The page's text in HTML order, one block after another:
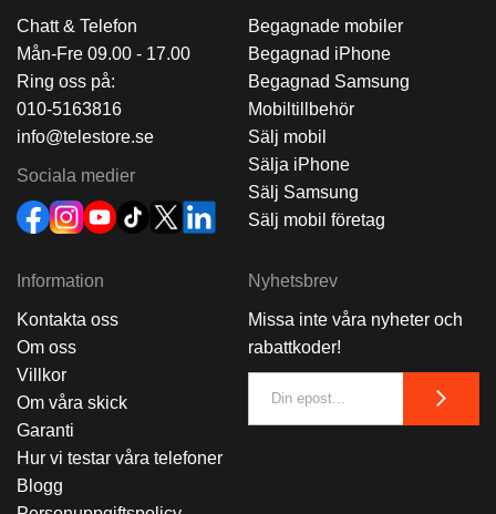
Chatt & Telefon
Mån-Fre 09.00 - 17.00
Ring oss på:
010-5163816
info@telestore.se
Sociala medier
Begagnade mobiler
Begagnad iPhone
Begagnad Samsung
Mobiltillbehör
Sälj mobil
Sälja iPhone
Sälj Samsung
Sälj mobil företag
Information
Kontakta oss
Om oss
Villkor
Om våra skick
Garanti
Hur vi testar våra telefoner
Blogg
Nyhetsbrev
Missa inte våra nyheter och
rabattkoder!